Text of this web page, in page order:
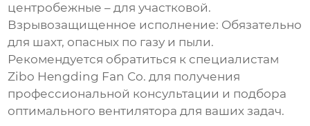
центробежные – для участковой.
Взрывозащищенное исполнение: Обязательно
для шахт, опасных по газу и пыли.
Рекомендуется обратиться к специалистам
Zibo Hengding Fan Co. для получения
профессиональной консультации и подбора
оптимального вентилятора для ваших задач.